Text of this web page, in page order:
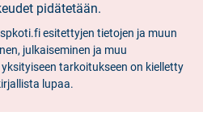
pidätetään.
esitettyjen tietojen ja muun
julkaiseminen ja muu
tarkoitukseen on kielletty
lupaa.